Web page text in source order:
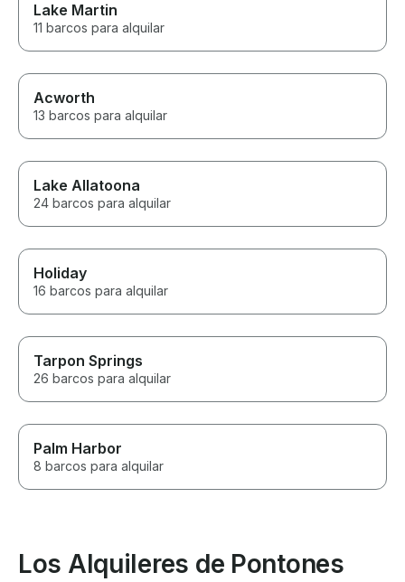
Lake Martin
11 barcos para alquilar
Acworth
13 barcos para alquilar
Lake Allatoona
24 barcos para alquilar
Holiday
16 barcos para alquilar
Tarpon Springs
26 barcos para alquilar
Palm Harbor
8 barcos para alquilar
Los Alquileres de Pontones